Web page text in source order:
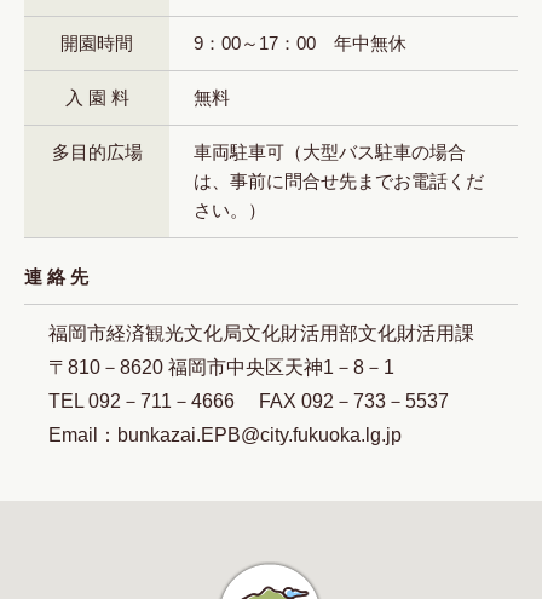
開園時間 9：00～17：00 年中無休
入 園 料 無料
多目的広場
車両駐車可（大型バス駐車の場合
は、事前に問合せ先までお電話くだ
さい。）
連 絡 先
福岡市経済観光文化局文化財活用部文化財活用課
〒810－8620 福岡市中央区天神1－8－1
TEL 092－711－4666 FAX 092－733－5537
Email：bunkazai.EPB@city.fukuoka.lg.jp